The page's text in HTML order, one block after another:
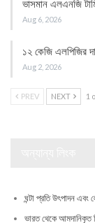
ভাসমান এলএনজি
Aug 6, 2026
১২ কেজি এলপিজির
Aug 2, 2026
PREV NEXT 1
ঘন্টা প্রতি উৎপাদন
ভারত থেকে আমদানিকৃত